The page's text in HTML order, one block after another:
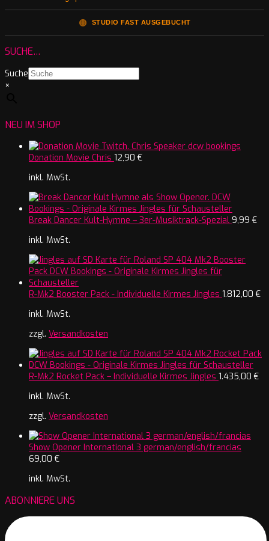
🟠 STUDIO FAST AUSGEBUCHT
SUCHE…
Suche
×
NEU IM SHOP
Donation Movie Chris 12,90 €
inkl. MwSt.
Break Dancer Kult-Hymne – 3er-Musiktrack-Spezial 9,99 €
inkl. MwSt.
R-Mk2 Booster Pack - Individuelle Kirmes Jingles 1.812,00 €
inkl. MwSt.
zzgl. Versandkosten
R-Mk2 Rocket Pack – Individuelle Kirmes Jingles 1.435,00 €
inkl. MwSt.
zzgl. Versandkosten
Show Opener International 3 german/english/francias
69,00 €
inkl. MwSt.
ABONNIERE UNS